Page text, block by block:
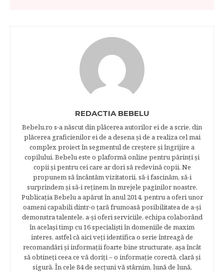
REDACTIA BEBELU
Bebelu.ro s-a născut din plăcerea autorilor ei de a scrie, din
plăcerea graficienilor ei de a desena şi de a realiza cel mai
complex proiect în segmentul de creştere şi îngrijire a
copilului. Bebelu este o plaformă online pentru părinţi şi
copii şi pentru cei care ar dori să redevină copii. Ne
propunem să încântăm vizitatorii, să-i fascinăm, să-i
surprindem şi să-i reţinem în mrejele paginilor noastre.​
Publicația Bebelu a apărut în anul 2014, pentru a oferi unor
oameni capabili dintr-o ţară frumoasă posibilitatea de a-şi
demonstra talentele, a-şi oferi serviciile, echipa colaborând
în acelaşi timp cu 16 specialişti în domeniile de maxim
interes, astfel că aici veţi identifica o serie întreagă de
recomandări şi informaţii foarte bine structurate, aşa încât
să obtineţi ceea ce vă doriţi – o informaţie corectă, clară şi
sigură. În cele 84 de secțuni vă stârnim, lună de lună,